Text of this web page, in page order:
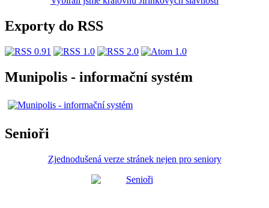
Exporty do RSS
Munipolis - informační systém
Senioři
Zjednodušená verze stránek nejen pro seniory